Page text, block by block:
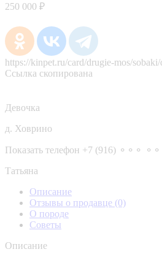
250 000 ₽
https://kinpet.ru/card/drugie-mos/
Ссылка скопирована
Девочка
д. Ховрино
Показать телефон +7 (916) ⚬⚬⚬
Татьяна
Описание
Отзывы о продавце (0)
О породе
Советы
Описание